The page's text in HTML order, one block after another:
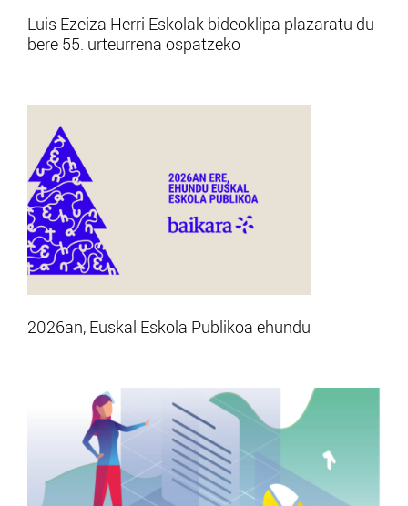
Luis Ezeiza Herri Eskolak bideoklipa plazaratu du
bere 55. urteurrena ospatzeko
2026an, Euskal Eskola Publikoa ehundu